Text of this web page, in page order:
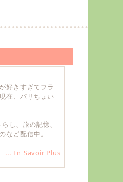
好きすぎてフラ
在、パリちょい
し、旅の記憶、
など配信中。
... En Savoir Plus